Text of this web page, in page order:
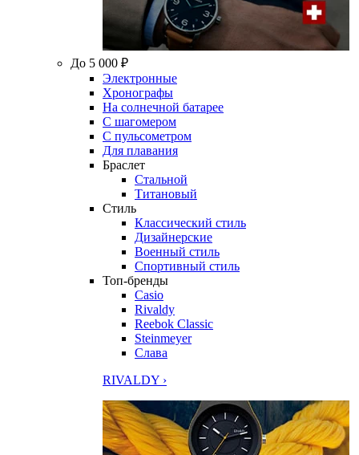
До 5 000 ₽
Электронные
Хронографы
На солнечной батарее
С шагомером
С пульсометром
Для плавания
Браслет
Стальной
Титановый
Стиль
Классический стиль
Дизайнерские
Военный стиль
Спортивный стиль
Топ-бренды
Casio
Rivaldy
Reebok Classic
Steinmeyer
Слава
RIVALDY ›